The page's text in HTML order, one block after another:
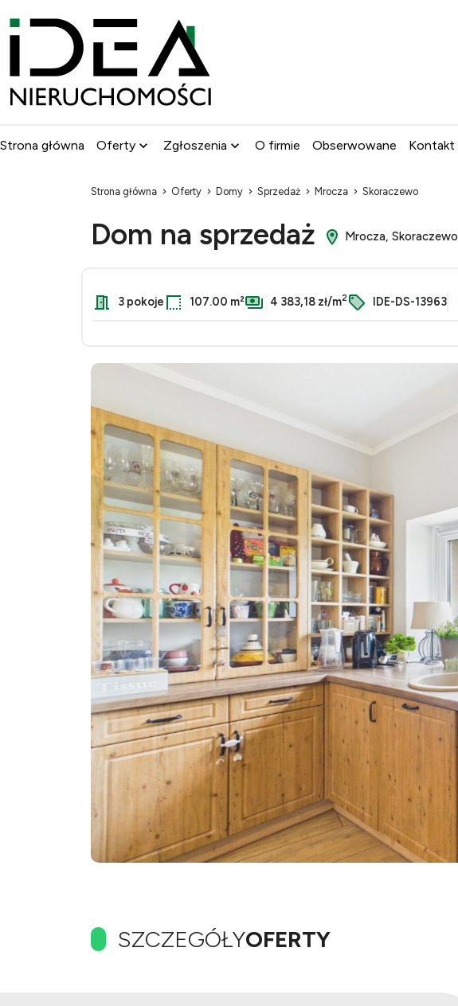
Strona główna Oferty Zgłoszenia O firmie Obserwowane Kontakt
Strona główna Oferty Domy Sprzedaż Mrocza Skoraczewo
Dom na sprzedaż Mrocza, Skoraczewo
3 pokoje 107.00 m² 4 383,18 zł/m2 IDE-DS-13963
SZCZEGÓŁYOFERTY